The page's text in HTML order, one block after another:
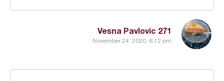
Vesna Pavlovic 271
November 24, 2020, 6:12 pm